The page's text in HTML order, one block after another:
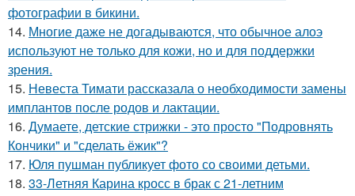
фотографии в бикини.
14. Многие даже не догадываются, что обычное алоэ
используют не только для кожи, но и для поддержки
зрения.
15. Невеста Тимати рассказала о необходимости замены
имплантов после родов и лактации.
16. Думаете, детские стрижки - это просто "Подровнять
Кончики" и "сделать ёжик"?
17. Юля пушман публикует фото со своими детьми.
18. 33-Летняя Карина кросс в брак с 21-летним